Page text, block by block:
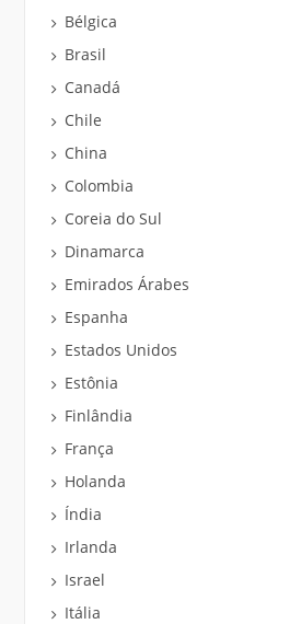
Bélgica
Brasil
Canadá
Chile
China
Colombia
Coreia do Sul
Dinamarca
Emirados Árabes
Espanha
Estados Unidos
Estônia
Finlândia
França
Holanda
Índia
Irlanda
Israel
Itália